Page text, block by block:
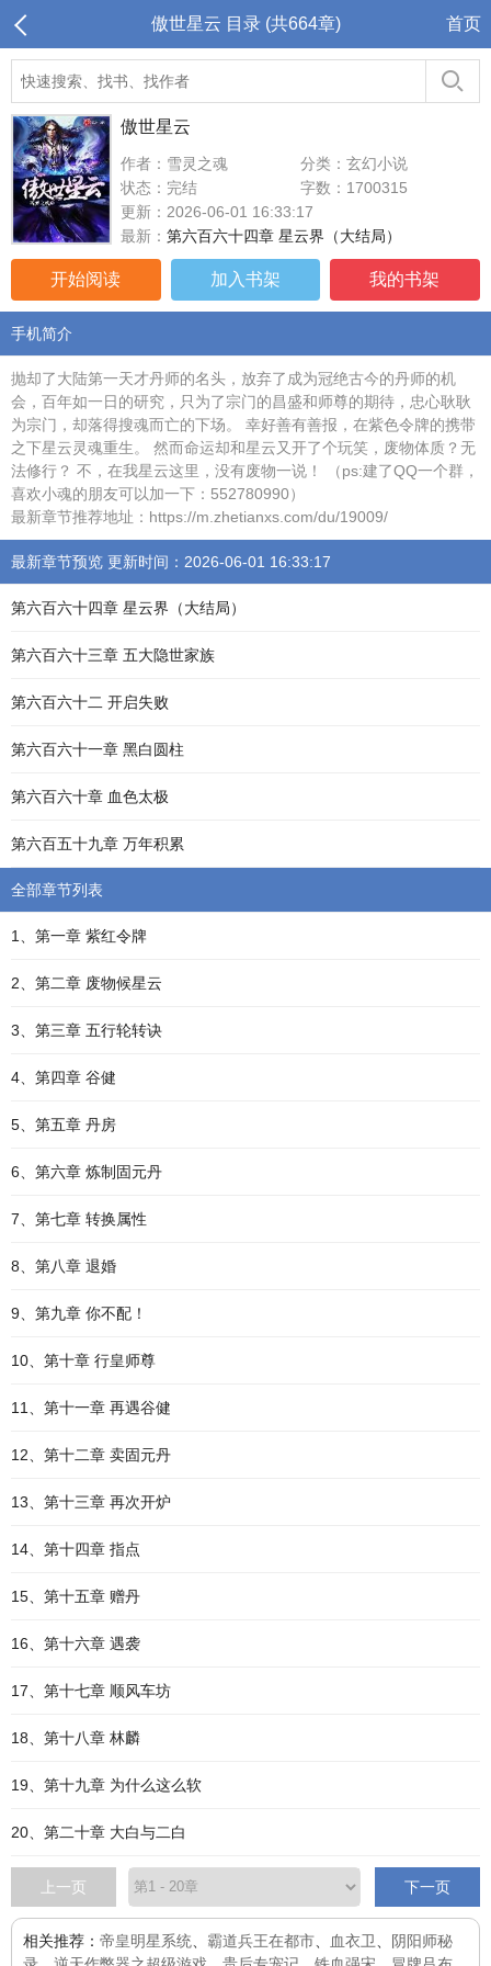
傲世星云 目录 (共664章) 首页
傲世星云
作者：雪灵之魂
分类：玄幻小说
状态：完结
字数：1700315
更新：2026-06-01 16:33:17
最新： 第六百六十四章 星云界（大结局）
开始阅读 加入书架 我的书架
手机简介
抛却了大陆第一天才丹师的名头，放弃了成为冠绝古今的丹师的机
会，百年如一日的研究，只为了宗门的昌盛和师尊的期待，忠心耿耿
为宗门，却落得搜魂而亡的下场。 幸好善有善报，在紫色令牌的携带
之下星云灵魂重生。 然而命运却和星云又开了个玩笑，废物体质？无
法修行？ 不，在我星云这里，没有废物一说！ （ps:建了QQ一个群，
喜欢小魂的朋友可以加一下：552780990）
最新章节推荐地址：https://m.zhetianxs.com/du/19009/
最新章节预览 更新时间：2026-06-01 16:33:17
第六百六十四章 星云界（大结局）
第六百六十三章 五大隐世家族
第六百六十二 开启失败
第六百六十一章 黑白圆柱
第六百六十章 血色太极
第六百五十九章 万年积累
全部章节列表
1、第一章 紫红令牌
2、第二章 废物候星云
3、第三章 五行轮转诀
4、第四章 谷健
5、第五章 丹房
6、第六章 炼制固元丹
7、第七章 转换属性
8、第八章 退婚
9、第九章 你不配！
10、第十章 行皇师尊
11、第十一章 再遇谷健
12、第十二章 卖固元丹
13、第十三章 再次开炉
14、第十四章 指点
15、第十五章 赠丹
16、第十六章 遇袭
17、第十七章 顺风车坊
18、第十八章 林麟
19、第十九章 为什么这么软
20、第二十章 大白与二白
上一页 下一页
相关推荐： 帝皇明星系统 霸道兵王在都市 血衣卫
阴阳师秘